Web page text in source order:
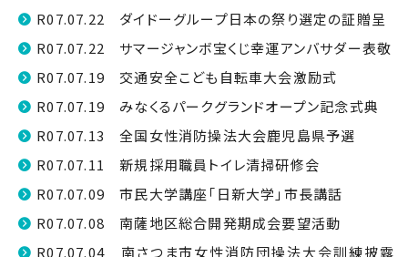
R07.07.22 ダイドーグループ日本の祭り選定の証贈呈
R07.07.22 サマージャンボ宝くじ幸運アンバサダー表敬
R07.07.19 交通安全こども自転車大会激励式
R07.07.19 みなくるパークグランドオープン記念式典
R07.07.13 全国女性消防操法大会鹿児島県予選
R07.07.11 新規採用職員トイレ清掃研修会
R07.07.09 市民大学講座「日新大学」市長講話
R07.07.08 南薩地区総合開発期成会要望活動
R07.07.04 南さつま市女性消防団操法大会訓練披露